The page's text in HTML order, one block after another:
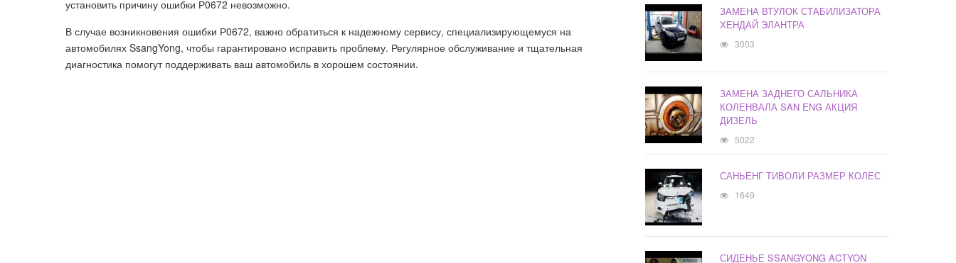
установить причину ошибки Р0672 невозможно.
В случае возникновения ошибки Р0672, важно обратиться к надежному сервису, специализирующемуся на
автомобилях SsangYong, чтобы гарантировано исправить проблему. Регулярное обслуживание и тщательная
диагностика помогут поддерживать ваш автомобиль в хорошем состоянии.
ЗАМЕНА ВТУЛОК СТАБИЛИЗАТОРА
ХЕНДАЙ ЭЛАНТРА
3003
ЗАМЕНА ЗАДНЕГО САЛЬНИКА
КОЛЕНВАЛА SAN ENG АКЦИЯ
ДИЗЕЛЬ
5022
САНЬЕНГ ТИВОЛИ РАЗМЕР КОЛЕС
1649
СИДЕНЬЕ SSANGYONG ACTYON